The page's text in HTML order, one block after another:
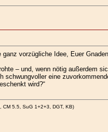
vorzügliche Idee, Euer
– und, wenn nötig außerdem
eine
wird?“
5.5, SuG 1+2+3, DGT, KB)